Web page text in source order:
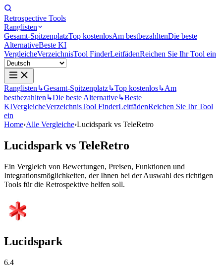
Retrospective Tools
Ranglisten
Gesamt-SpitzenplatzTop kostenlosAm bestbezahltenDie beste
AlternativeBeste KI
VergleicheVerzeichnisTool FinderLeitfädenReichen Sie Ihr Tool ein
Ranglisten ↳Gesamt-Spitzenplatz↳Top kostenlos↳Am
bestbezahlten ↳Die beste Alternative↳Beste
KIVergleicheVerzeichnisTool FinderLeitfädenReichen Sie Ihr Tool
ein
Home›Alle Vergleiche›Lucidspark vs TeleRetro
Lucidspark vs TeleRetro
Ein Vergleich von Bewertungen, Preisen, Funktionen und
Integrationsmöglichkeiten, der Ihnen bei der Auswahl des richtigen
Tools für die Retrospektive helfen soll.
Lucidspark
6.4